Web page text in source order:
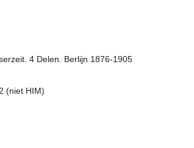
4 Delen. Berlijn 1876-1905
(niet HIM)